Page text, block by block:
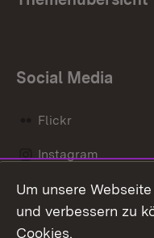
Social Media
Flickr
Instagram
Social Wall
Um unsere
und verbessern zu
Cookies.